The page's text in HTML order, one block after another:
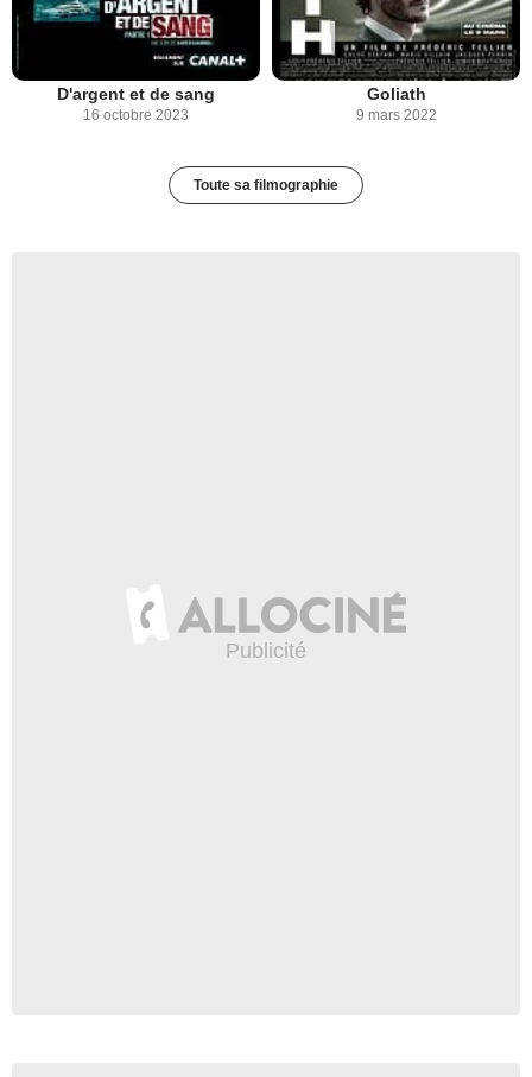
D'argent et de sang
16 octobre 2023
Goliath
9 mars 2022
Toute sa filmographie